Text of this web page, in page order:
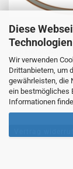
Diese
Technologien
Wir verwenden
Drittanbietern, um
gewährleisten, die
ein bestmögliches
Informationen
Udo Totzauer
Udo`s Sport-Fischer-
97753 Karlstadt
Telefon +49 9353
E-Mail